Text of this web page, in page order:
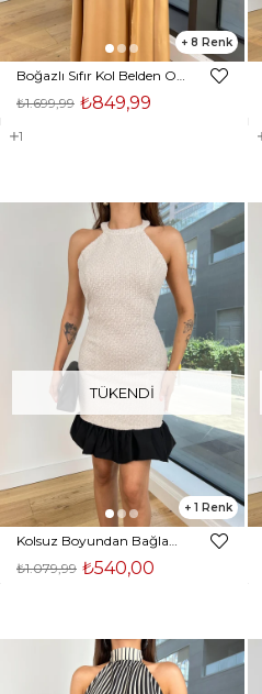
8
₺849,99
₺1.699,99
1
TÜKENDI
1
Kolsuz Boyundan Bağlamalı Nives Kadın Ekru Simli Mini Elbise 25K052
₺540,00
₺1.079,99